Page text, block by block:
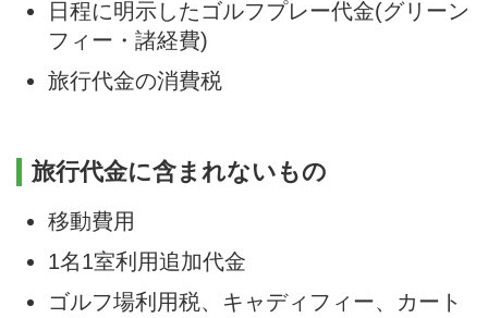
日程に明示したゴルフプレー代金(グリーン
フィー・諸経費)
旅行代金の消費税
旅行代金に含まれないもの
移動費用
1名1室利用追加代金
ゴルフ場利用税、キャディフィー、カート